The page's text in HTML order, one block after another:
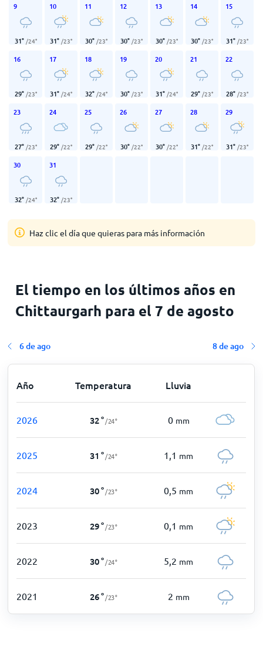
9
31° /24°
10
31° /23°
11
30° /23°
12
30° /23°
13
30° /23°
14
30° /23°
15
31° /23°
16
29° /23°
17
31° /24°
18
32° /24°
19
30° /23°
20
31° /24°
21
29° /23°
22
28° /23°
23
27° /23°
24
29° /22°
25
29° /22°
26
30° /22°
27
30° /22°
28
31° /22°
29
31° /23°
30
32° /24°
31
32° /23°
Haz clic el día que quieras para más información
El tiempo en los últimos años en
Chittaurgarh para el 7 de agosto
6 de ago 8 de ago
Año Temperatura Lluvia
2026 32° /24° 0 mm
2025 31 ° /24° 1,1 mm
2024 30° /23° 0,5 mm
2023 29° /23° 0,1 mm
2022 30° /24° 5,2 mm
2021 26° /23° 2 mm